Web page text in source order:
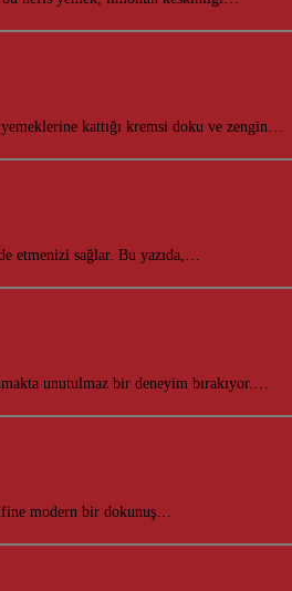
kattığı kremsi doku ve zengin…
etmenizi sağlar. Bu yazıda,…
unutulmaz bir deneyim bırakıyor.…
modern bir dokunuş…